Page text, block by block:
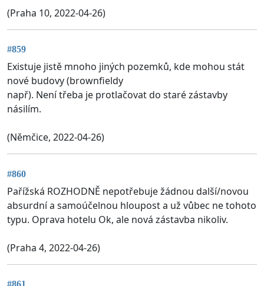
(Praha 10, 2022-04-26)
#859
Existuje jistě mnoho jiných pozemků, kde mohou stát
nové budovy (brownfieldy
např). Není třeba je protlačovat do staré zástavby
násilím.
(Němčice, 2022-04-26)
#860
Pařížská ROZHODNĚ nepotřebuje žádnou další/novou
absurdní a samoúčelnou hloupost a už vůbec ne tohoto
typu. Oprava hotelu Ok, ale nová zástavba nikoliv.
(Praha 4, 2022-04-26)
#861